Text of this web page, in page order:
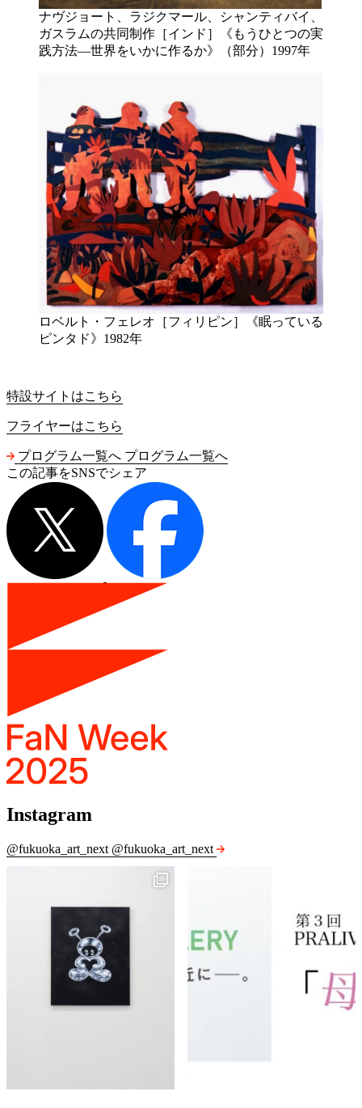
ナヴジョート、ラジクマール、シャンティバイ、
ガスラムの共同制作［インド］《もうひとつの実
践方法―世界をいかに作るか》（部分）1997年
ロベルト・フェレオ［フィリピン］《眠っている
ピンタド》1982年
特設サイトはこちら
フライヤーはこちら
プログラム一覧へ プログラム一覧へ
この記事をSNSでシェア
Instagram
@fukuoka_art_next @fukuoka_art_next